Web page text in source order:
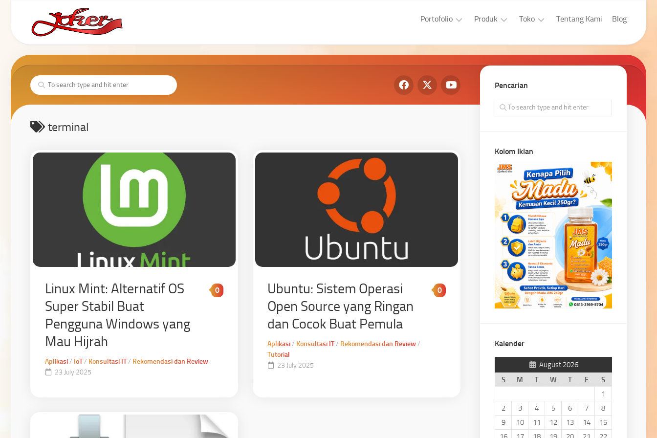
Portofolio
Website
I
Website
Produk
Properti
Aplikasi
Penjualan
Toko Tentang Kami Blog
terminal
Linux Mint: Alternatif OS
Super Stabil Buat
Pengguna Windows yang
Mau Hijrah
0
Aplikasi/ IoT/ Konsultasi IT/ Rekomendasi dan Review
23 July 2025
Ubuntu: Sistem Operasi
Open Source yang Ringan
dan Cocok Buat Pemula
0
Aplikasi/ Konsultasi IT/ Rekomendasi dan Review/
Tutorial
23 July 2025
Pencarian
Kolom Iklan
Kalender
August 2026
S
M T W T F
S
1
2
3 4 5 6 7
8
9
10 11 12 13 14
15